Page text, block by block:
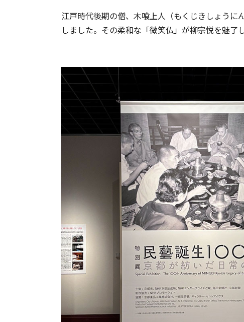
江戸時代後期の僧、木喰上人（もくじきしょう
しました。その柔和な「微笑仏」が柳宗悦を魅了